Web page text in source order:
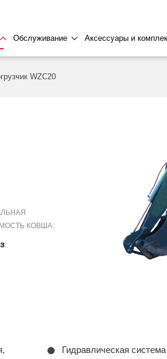
Обслуживание Аксессуары и
WZC20
КОВША:
Гидравлическая